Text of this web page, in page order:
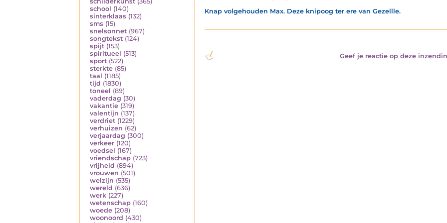
school (140)
sinterklaas (132)
sms (15)
snelsonnet (967)
songtekst (124)
spijt (153)
spiritueel (513)
sport (522)
sterkte (85)
taal (1185)
tijd (1830)
toneel (89)
vaderdag (30)
vakantie (319)
valentijn (137)
verdriet (1229)
verhuizen (62)
verjaardag (300)
verkeer (120)
voedsel (167)
vriendschap (723)
vrijheid (894)
vrouwen (501)
welzijn (535)
wereld (636)
werk (227)
wetenschap (160)
woede (208)
woonoord (430)
Knap volgehouden Max. Deze knipoog ter ere van Gezellle.
Geef je reactie op deze